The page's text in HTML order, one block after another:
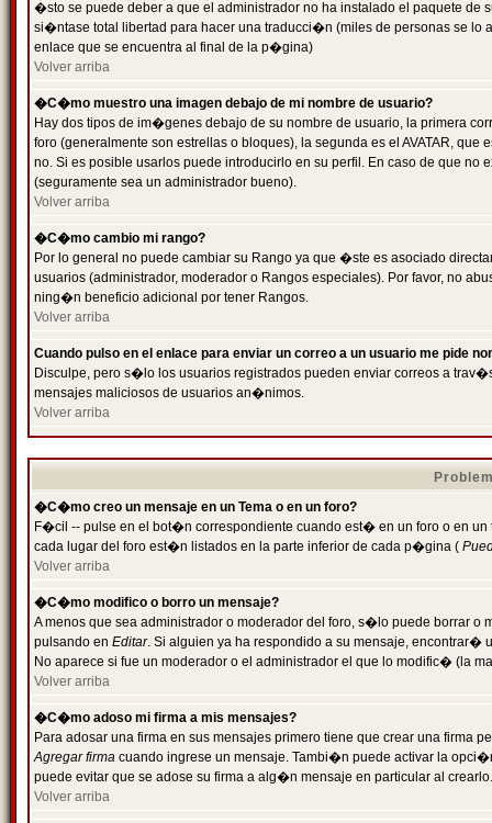
�sto se puede deber a que el administrador no ha instalado el paquete
si�ntase total libertad para hacer una traducci�n (miles de personas se
enlace que se encuentra al final de la p�gina)
Volver arriba
�C�mo muestro una imagen debajo de mi nombre de usuario?
Hay dos tipos de im�genes debajo de su nombre de usuario, la primera
foro (generalmente son estrellas o bloques), la segunda es el AVATAR,
no. Si es posible usarlos puede introducirlo en su perfil. En caso de que
(seguramente sea un administrador bueno).
Volver arriba
�C�mo cambio mi rango?
Por lo general no puede cambiar su Rango ya que �ste es asociado
usuarios (administrador, moderador o Rangos especiales). Por favor, no
ning�n beneficio adicional por tener Rangos.
Volver arriba
Cuando pulso en el enlace para enviar un correo a un usuario me pide
Disculpe, pero s�lo los usuarios registrados pueden enviar correos a
mensajes maliciosos de usuarios an�nimos.
Volver arriba
�C�mo creo un mensaje en un Tema o en un foro?
F�cil -- pulse en el bot�n correspondiente cuando est� en un foro o en
cada lugar del foro est�n listados en la parte inferior de cada p�gina (
Volver arriba
�C�mo modifico o borro un mensaje?
A menos que sea administrador o moderador del foro, s�lo puede borrar o
pulsando en Editar. Si alguien ya ha respondido a su mensaje, encontrar�
No aparece si fue un moderador o el administrador el que lo modific� (la
Volver arriba
�C�mo adoso mi firma a mis mensajes?
Para adosar una firma en sus mensajes primero tiene que crear una firma
Agregar firma cuando ingrese un mensaje. Tambi�n puede activar la
puede evitar que se adose su firma a alg�n mensaje en particular al crearlo.
Volver arriba